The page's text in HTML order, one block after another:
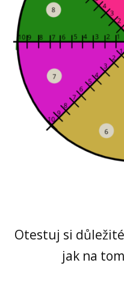
Otestuj si
jak na